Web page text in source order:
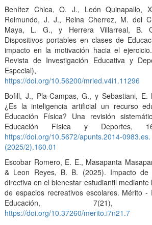
Benítez Chica, O. J., León Quinapallo,
Reimundo, J. J., Reina Cherrez, M. del
Maya, L. G., y Herrera Villarreal, B.
Dispositivos portables en clases de
impacto en la motivación hacia el
Revista de Investigación Educativa y
Especial), 100-
https://doi.org/10.56200/mried.v4i1.11296
Bofill, J., Pla-Campas, G., y Sebastiani, E.
¿Es la inteligencia artificial un recurso
Educación Física? Una revisión
Educación Física y Deportes,
https://doi.org/10.5672/apunts.2014-0983.es.
(2025/2).160.01
Escobar Romero, E. E., Masapanta
& Leon Reyes, B. B. (2025). Impacto de
directiva en el bienestar estudiantil mediante
de espacios recreativos escolares. Mérito -
Educación, 7(21),
https://doi.org/10.37260/merito.i7n21.7